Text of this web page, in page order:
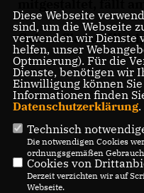
Gehen Sie zur
Diese Webseite
sind, um die Webseite
verwenden wir Dienste
helfen, unser
Optmierung). Für die
Dienste, benötigen wir
Einwilligung können
Informationen finden
Datenschutzerklärung.
Technisch
Die notwendigen Cookies
ordnungsgemäßen
Cookies von
Derzeit verzichten wir auf
Webseite.